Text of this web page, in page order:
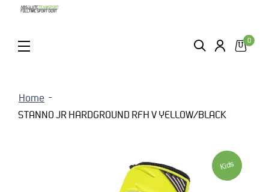
ZOEKEN LOGIN
0
Home
STANNO JR HARDGROUND RFH V YELLOW/BLACK
Kids